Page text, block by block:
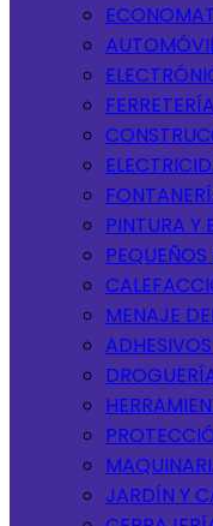
FERRETERÍA
PINTURA Y
MENAJE
JARDÍN Y